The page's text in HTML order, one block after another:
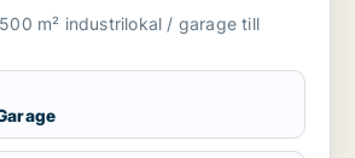
m² industrilokal / garage till